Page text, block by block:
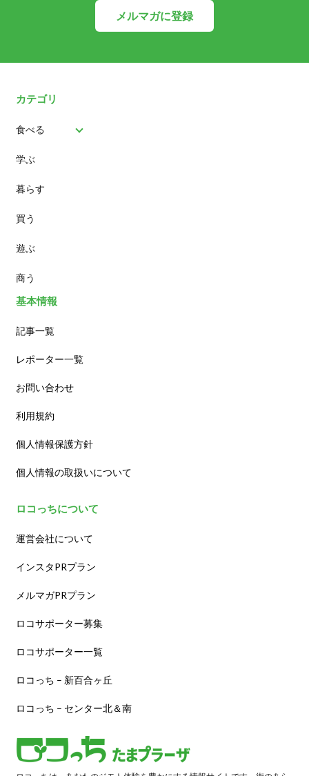
メルマガに登録
カテゴリ
食べる
パン
スイーツ
ランチ
カフェ
学ぶ
暮らす
買う
遊ぶ
商う
基本情報
記事一覧
レポーター一覧
お問い合わせ
利用規約
個人情報保護方針
個人情報の取扱いについて
ロコっちについて
運営会社について
インスタPRプラン
メルマガPRプラン
ロコサポーター募集
ロコサポーター一覧
ロコっち – 新百合ヶ丘
ロコっち – センター北＆南